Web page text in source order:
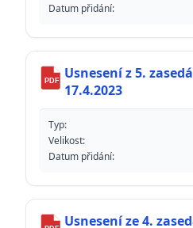
Datum přidání:
PDF
Usnesení z 5.
17.4.2023
Typ:
Velikost:
Datum přidání:
Usnesení ze 4.